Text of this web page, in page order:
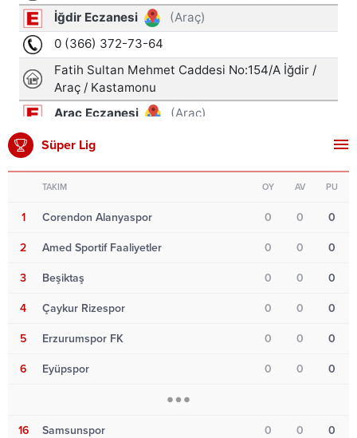
Süper Lig
TAKIM OY AV PU
1 Corendon Alanyaspor 0 0 0
2 Amed Sportif Faaliyetler 0 0 0
3 Beşiktaş 0 0 0
4 Çaykur Rizespor 0 0 0
5 Erzurumspor FK 0 0 0
6 Eyüpspor 0 0 0
16 Samsunspor 0 0 0